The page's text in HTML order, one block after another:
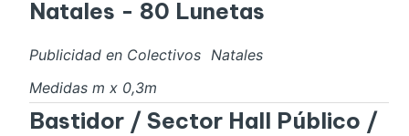
Natales - 80 Lunetas
Publicidad en Colectivos Natales
Medidas m x 0,3m
Bastidor / Sector Hall Público /